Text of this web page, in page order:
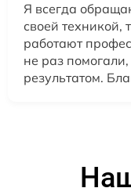
Я всегда
своей техникой,
работают
не раз
результатом.